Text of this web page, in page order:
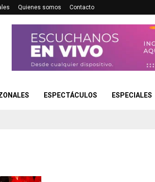
Quienes somos Contacto
ESPECTÁCULOS ESPECIALES